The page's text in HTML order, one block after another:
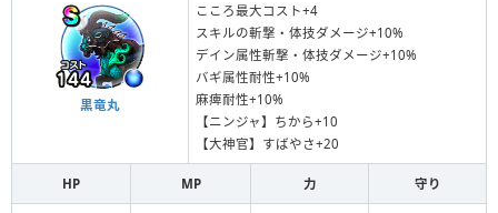
黒竜丸
こころ最大コスト+4
スキルの斬撃・体技ダメージ+10%
デイン属性斬撃・体技ダメージ+10%
バギ属性耐性+10%
麻痺耐性+10%
【ニンジャ】ちから+10
【大神官】すばやさ+20
HP MP 力 守り